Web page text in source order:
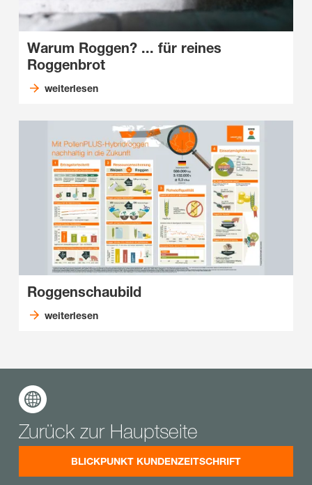
Warum Roggen? ... für reines
Roggenbrot
weiterlesen
Roggenschaubild
weiterlesen
Zurück zur Hauptseite
BLICKPUNKT KUNDENZEITSCHRIFT